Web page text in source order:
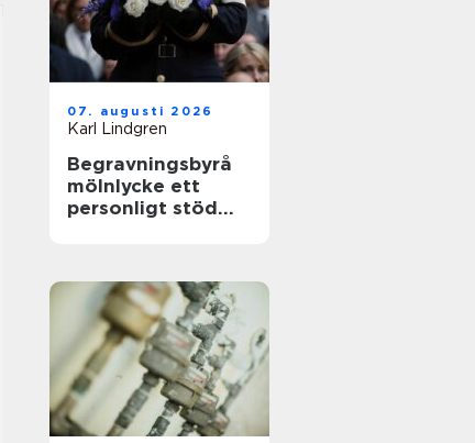
07. augusti 2026
Karl Lindgren
Begravningsbyrå
mölnlycke ett
personligt stöd